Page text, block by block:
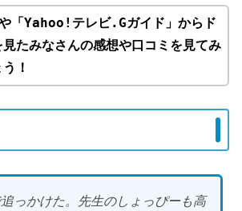
や「Yahoo!テレビ.Gガイド」からド
見たみなさんの感想や口コミを見てみ
！
っかけた。先生のしょっぴーも高